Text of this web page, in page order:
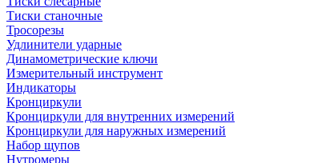
Тиски станочные
Тросорезы
Удлинители ударные
Динамометрические ключи
Измерительный инструмент
Индикаторы
Кронциркули
Кронциркули для внутренних измерений
Кронциркули для наружных измерений
Набор щупов
Нутромеры